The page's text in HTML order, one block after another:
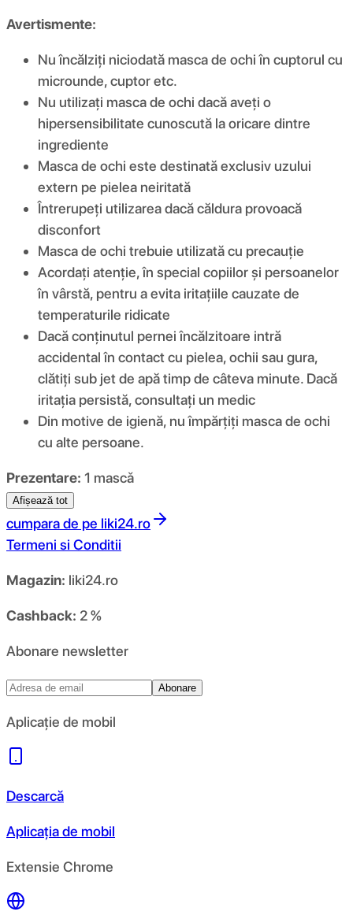
Avertismente:
Nu încălziți niciodată masca de ochi în cuptorul cu
microunde, cuptor etc.
Nu utilizați masca de ochi dacă aveți o
hipersensibilitate cunoscută la oricare dintre
ingrediente
Masca de ochi este destinată exclusiv uzului
extern pe pielea neiritată
Întrerupeți utilizarea dacă căldura provoacă
disconfort
Masca de ochi trebuie utilizată cu precauție
Acordați atenție, în special copiilor și persoanelor
în vârstă, pentru a evita iritațiile cauzate de
temperaturile ridicate
Dacă conținutul pernei încălzitoare intră
accidental în contact cu pielea, ochii sau gura,
clătiți sub jet de apă timp de câteva minute. Dacă
iritația persistă, consultați un medic
Din motive de igienă, nu împărțiți masca de ochi
cu alte persoane.
Prezentare: 1 mascǎ
Afișează tot
cumpara de pe liki24.ro
Termeni si Conditii
Magazin: liki24.ro
Cashback: 2 %
Abonare newsletter
Abonare
Aplicație de mobil
Descarcă
Aplicația de mobil
Extensie Chrome